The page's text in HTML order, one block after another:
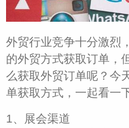
外贸行业竞争十分激烈
的外贸方式获取订单，
么获取外贸订单呢？今
单获取方式，一起看一
1、展会渠道